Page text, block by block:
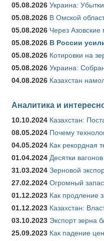
05.08.2026 Украина:
05.08.2026 В Омской
05.08.2026 Через
05.08.2026 В России
05.08.2026 Котировки на
05.08.2026 Украина:
04.08.2026 Казахстан
Аналитика и
10.10.2024 Казахстан:
08.05.2024 Почему
04.05.2024 Как рекордная
01.04.2024 Десятки
31.03.2024 Зерновой
27.02.2024 Огромный
01.12.2023 Как продление
01.12.2023 Казахстан:
03.10.2023 Экспорт зерна
25.09.2023 Как падение